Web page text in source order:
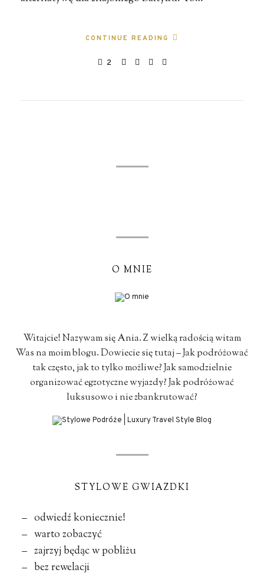
CONTINUE READING
2
O MNIE
Witajcie! Nazywam się Ania. Z wielką radością witam
Was na moim blogu. Dowiecie się tutaj – Jak podróżować
tak często, jak to tylko możliwe? Jak samodzielnie
organizować egzotyczne wyjazdy? Jak podróżować
luksusowo i nie zbankrutować?
STYLOWE GWIAZDKI
– odwiedź koniecznie!
– warto zobaczyć
– zajrzyj będąc w pobliżu
– bez rewelacji